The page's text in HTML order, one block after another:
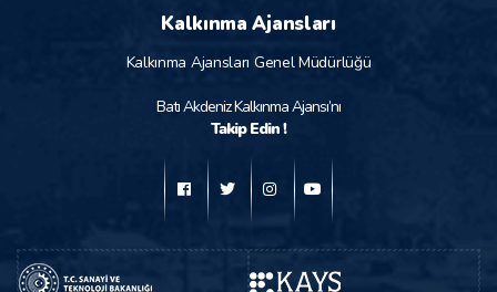
Kalkınma Ajansları
Kalkınma Ajansları Genel Müdürlüğü
Batı Akdeniz Kalkınma Ajansı’nı
Takip Edin !